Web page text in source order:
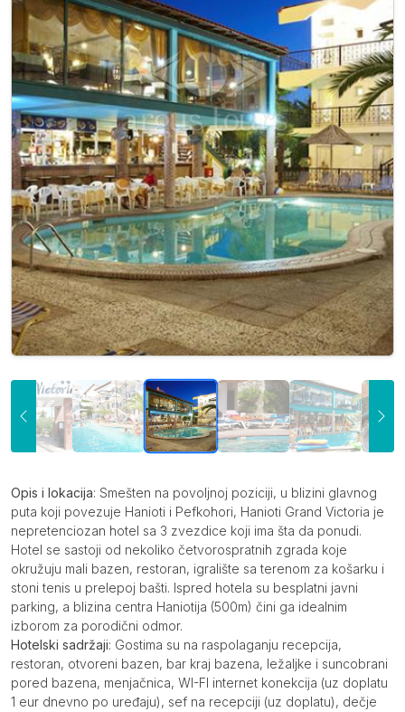
Opis
Opis i lokacija: Smešten na povoljnoj poziciji, u blizini glavnog
puta koji povezuje Hanioti i Pefkohori, Hanioti Grand Victoria je
nepretenciozan hotel sa 3 zvezdice koji ima šta da ponudi.
Hotel se sastoji od nekoliko četvorospratnih zgrada koje
okružuju mali bazen, restoran, igralište sa terenom za košarku i
stoni tenis u prelepoj bašti. Ispred hotela su besplatni javni
parking, a blizina centra Haniotija (500m) čini ga idealnim
izborom za porodični odmor.
Hotelski sadržaji: Gostima su na raspolaganju recepcija,
restoran, otvoreni bazen, bar kraj bazena, ležaljke i suncobrani
pored bazena, menjačnica, WI-FI internet konekcija (uz doplatu
1 eur dnevno po uređaju), sef na recepciji (uz doplatu), dečje